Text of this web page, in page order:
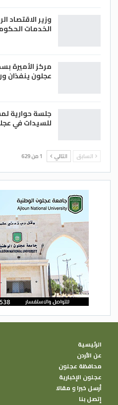
وزير الاقتصاد
الخدمات
مركز الأميرة
عجلون ينفذان
جلسة حوارية
للسيدات في
السابق التالي 1 من 629
الرئيسية
عن الأردن
محافظة عجلون
عجلون الإخبارية
أرسل خبرا و مقالا
إتصل بنا